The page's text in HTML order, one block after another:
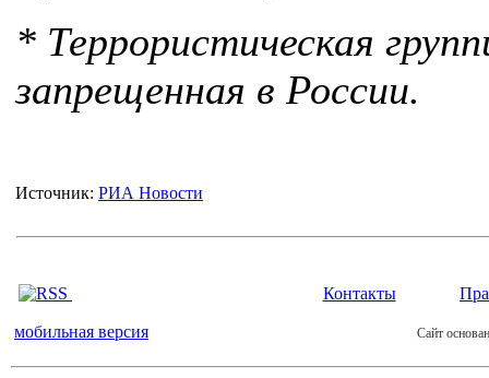
* Террористическая
запрещенная в России.
Источник: РИА Новости
Контакты
мобильная версия Сайт